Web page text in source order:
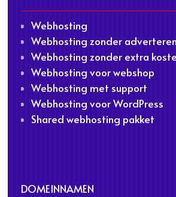
Webhosting
Webhosting zonder adverteren
Webhosting zonder extra
Webhosting voor webshop
Webhosting met support
Webhosting voor WordPress
Shared webhosting pakket
DOMEINNAMEN